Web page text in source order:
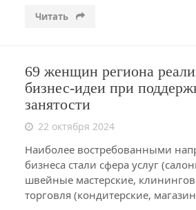
Читать
69 женщин региона
бизнес-идеи при
занятости
22 октября 2024
Наиболее востребованными
бизнеса стали сфера услуг
швейные мастерские,
торговля (кондитерские,